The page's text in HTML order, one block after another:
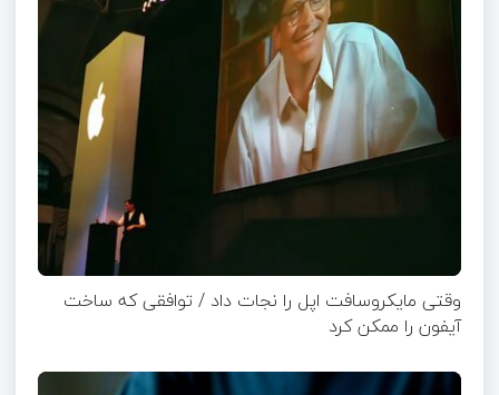
وقتی مایکروسافت اپل را نجات داد / توافقی که ساخت
آیفون را ممکن کرد